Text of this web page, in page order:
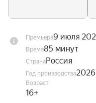
Премьера9 июля
Время85 минут
СтранаРоссия
Год производства2026
Возраст
16+